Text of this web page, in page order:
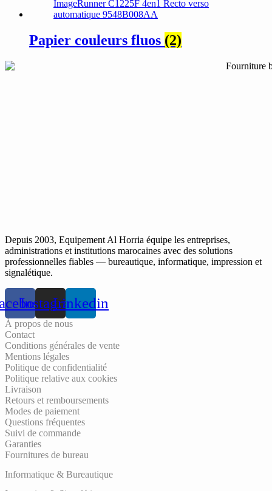
Papier couleurs fluos (2)
Depuis 2003, Equipement Al Horria équipe les entreprises,
administrations et institutions marocaines avec des solutions
professionnelles fiables — bureautique, informatique, impression et
signalétique.
InstagramLinkedin
À propos de nous
Contact
Conditions générales de vente
Mentions légales
Politique de confidentialité
Politique relative aux cookies
Livraison
Retours et remboursements
Modes de paiement
Questions fréquentes
Suivi de commande
Garanties
Fournitures de bureau
Informatique & Bureautique